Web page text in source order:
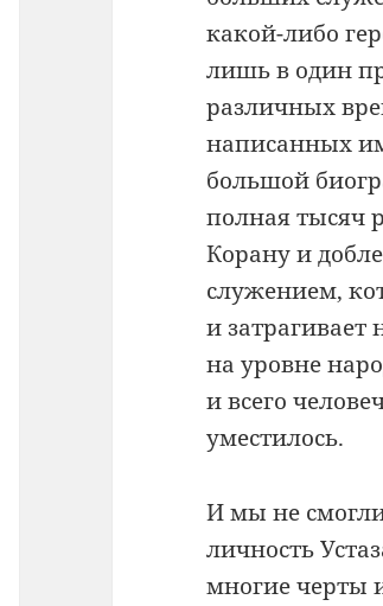
какой-либо
лишь в один
различных
написанных
большой
полная тысяч
Корану и
служением,
и затрагивает
на уровне
и всего
уместилось.
И мы не
личность
многие черты